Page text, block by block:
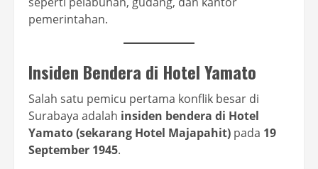
pemerintahan.
Insiden Bendera di Hotel Yamato
Salah satu pemicu pertama konflik besar di
Surabaya adalah insiden bendera di Hotel
Yamato (sekarang Hotel Majapahit) pada 19
September 1945.